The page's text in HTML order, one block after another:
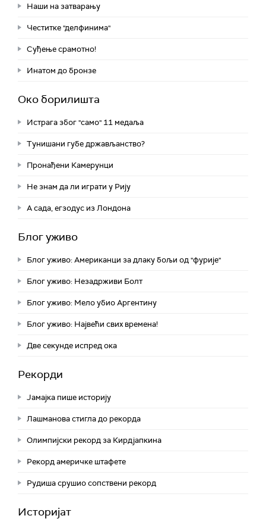
Наши на затварању
Честитке "делфинима"
Суђење срамотно!
Инатом до бронзе
Око борилишта
Истрага због "само" 11 медаља
Тунишани губе држављанство?
Пронађени Камерунци
Не знам да ли играти у Рију
А сада, егзодус из Лондона
Блог уживо
Блог уживо: Американци за длаку бољи од "фурије"
Блог уживо: Незадрживи Болт
Блог уживо: Мело убио Аргентину
Блог уживо: Највећи свих времена!
Две секунде испред ока
Рекорди
Јамајка пише историју
Лашманова стигла до рекорда
Олимпијски рекорд за Кирдјапкина
Рекорд америчке штафете
Рудиша срушио сопствени рекорд
Историјат